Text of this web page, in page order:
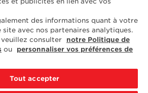
demande
VIRE
des informations quant à votre
avec nos partenaires analytiques.
consulter
notre Politique de
ou
personnaliser vos préférences de
Tout accepter